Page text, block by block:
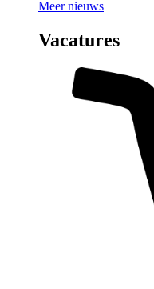
Meer nieuws
Vacatures